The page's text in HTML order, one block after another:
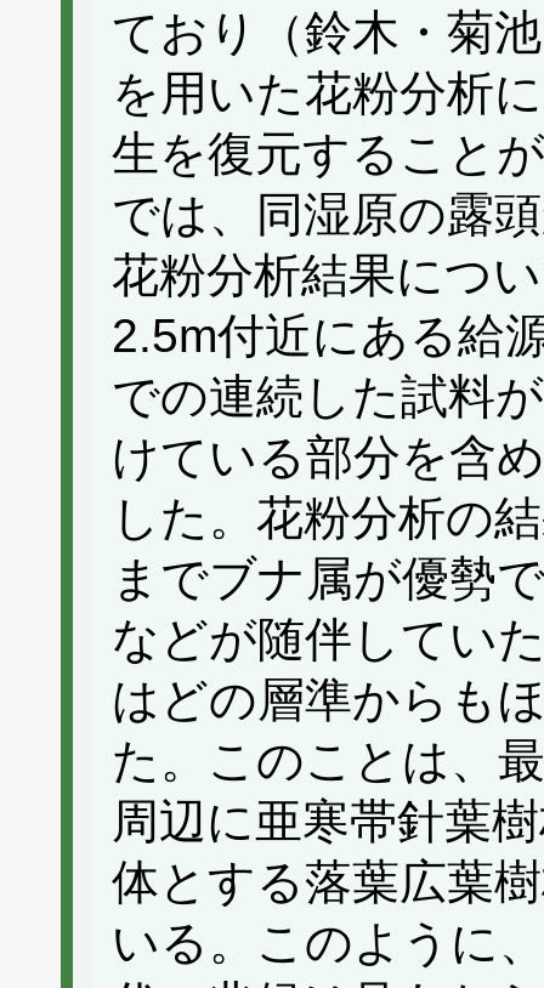
ており（鈴木・菊
を用いた花粉分析
生を復元すること
では、同湿原の露
花粉分析結果につ
2.5m付近にある給
での連続した試料
けている部分を含
した。花粉分析の
までブナ属が優勢
などが随伴してい
はどの層準からも
た。このことは、
周辺に亜寒帯針葉
体とする落葉広葉
いる。このように